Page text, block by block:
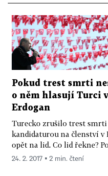
Pokud trest smrti
o něm hlasují Turci
Erdogan
Turecko zrušilo trest smrti
kandidaturou na členství v
opět na lid. Co lid řekne?
24. 2. 2017 ▪ 2 min. čtení